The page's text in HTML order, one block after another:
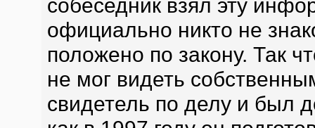
собеседник взял эту
официально никто не
положено по закону. Так
не мог видеть
свидетель по делу и был